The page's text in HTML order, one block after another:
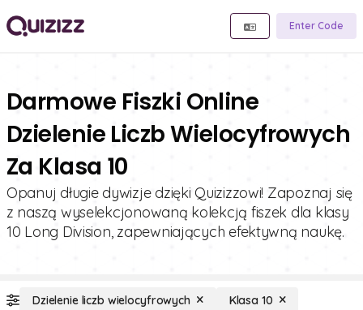
Enter Code
Darmowe Fiszki Online
Dzielenie Liczb Wielocyfrowych
Za Klasa 10
Opanuj długie dywizje dzięki Quizizzowi! Zapoznaj się
z naszą wyselekcjonowaną kolekcją fiszek dla klasy
10 Long Division, zapewniających efektywną naukę.
Dzielenie liczb wielocyfrowych Klasa 10